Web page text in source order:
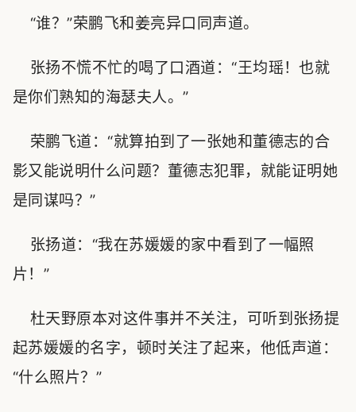
“谁？”荣鹏飞和姜亮异口同声道。
张扬不慌不忙的喝了口酒道：“王均瑶！也就
是你们熟知的海瑟夫人。”
荣鹏飞道：“就算拍到了一张她和董德志的合
影又能说明什么问题？董德志犯罪，就能证明她
是同谋吗？”
张扬道：“我在苏媛媛的家中看到了一幅照
片！”
杜天野原本对这件事并不关注，可听到张扬提
起苏媛媛的名字，顿时关注了起来，他低声道：
“什么照片？”